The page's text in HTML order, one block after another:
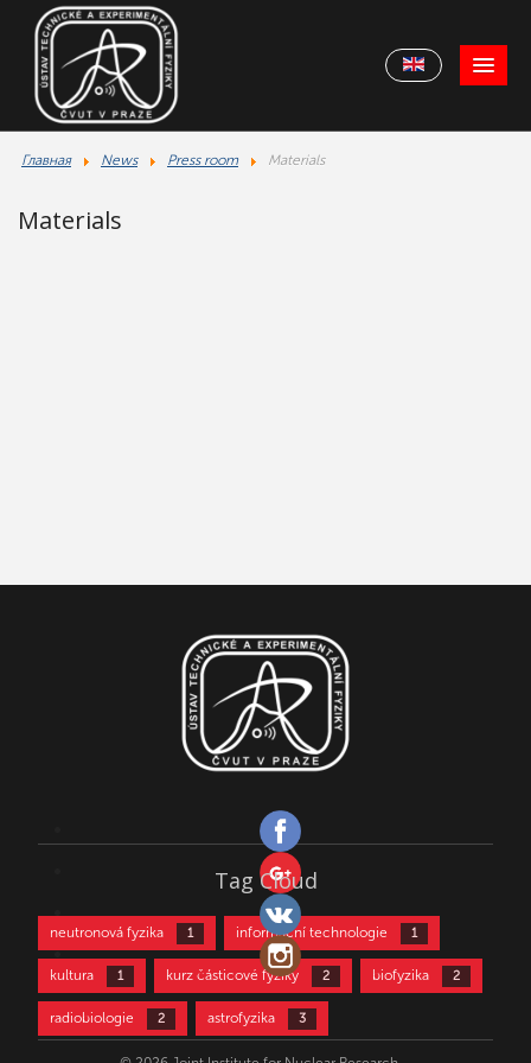
Главная News Press room Materials
Materials
Tag Cloud
neutronová fyzika 1 informační technologie 1
kultura 1 kurz částicové fyziky 2 biofyzika 2
radiobiologie 2 astrofyzika 3